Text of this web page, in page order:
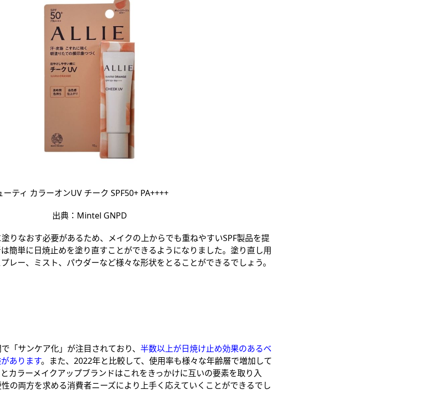
ティ カラーオンUV チーク SPF50+ PA++++
出典：Mintel GNPD
りなおす必要があるため、メイクの上からでも重ねやすいSPF製品を提
簡単に日焼止めを塗り直すことができるようになりました。 塗り直し用
レー、ミスト、パウダーなど様々な形状をとることができるでしょう。
「サンケア化」が注目されており、 半数以上が日焼け止め効果のあるベ
あります。また、2022年と比較して、使用率も様々な年齢層で増加して
カラーメイクアップブランドはこれをきっかけに互いの要素を取り入
の両方を求める消費者ニーズにより上手く 応えていくことができるでし